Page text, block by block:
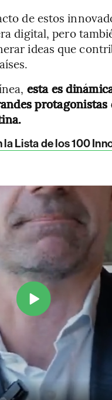
de estos
digital, pero
ideas que
esta es
Lista de los 100